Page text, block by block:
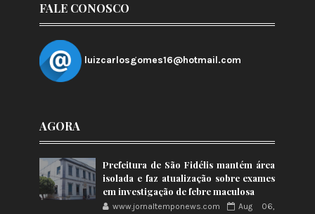
FALE CONOSCO
luizcarlosgomes16@hotmail.com
AGORA
Prefeitura de São Fidélis mantém área
isolada e faz atualização sobre exames
em investigação de febre maculosa
www.jornaltemponews.com
Aug 06,